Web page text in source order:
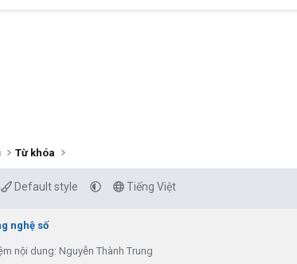
Từ khóa
Default style Tiếng Việt
nghệ số
nội dung: Nguyễn Thành Trung